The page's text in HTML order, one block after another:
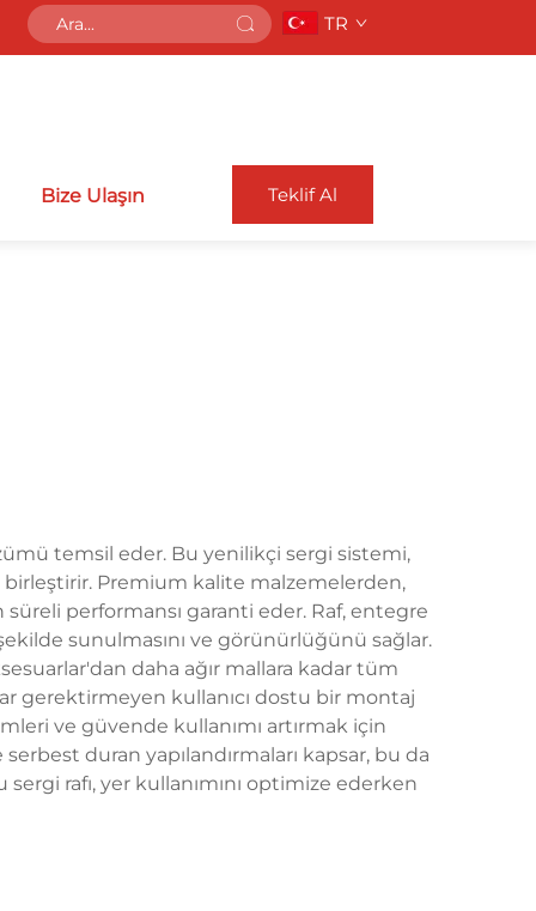
TR
Bize Ulaşın Teklif Al
temsil eder. Bu yenilikçi sergi sistemi,
birleştirir. Premium kalite malzemelerden,
performansı garanti eder. Raf, entegre
sunulmasını ve görünürlüğünü sağlar.
daha ağır mallara kadar tüm
gerektirmeyen kullanıcı dostu bir montaj
ve güvende kullanımı artırmak için
duran yapılandırmaları kapsar, bu da
rafı, yer kullanımını optimize ederken